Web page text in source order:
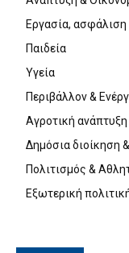
Εργασία, ασφάλιση
Παιδεία
Υγεία
Περιβάλλον &
Αγροτική ανάπτυξη
Δημόσια διοίκηση
Πολιτισμός &
Εξωτερική